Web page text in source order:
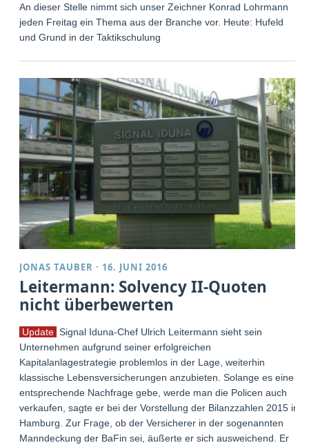
An dieser Stelle nimmt sich unser Zeichner Konrad Lohrmann
jeden Freitag ein Thema aus der Branche vor. Heute: Hufeld
und Grund in der Taktikschulung
JONAS TAUBER · 16. JUNI 2016
Leitermann: Solvency II-Quoten
nicht überbewerten
Update Signal Iduna-Chef Ulrich Leitermann sieht sein
Unternehmen aufgrund seiner erfolgreichen
Kapitalanlagestrategie problemlos in der Lage, weiterhin
klassische Lebensversicherungen anzubieten. Solange es eine
entsprechende Nachfrage gebe, werde man die Policen auch
verkaufen, sagte er bei der Vorstellung der Bilanzzahlen 2015 in
Hamburg. Zur Frage, ob der Versicherer in der sogenannten
Manndeckung der BaFin sei, äußerte er sich ausweichend. Er